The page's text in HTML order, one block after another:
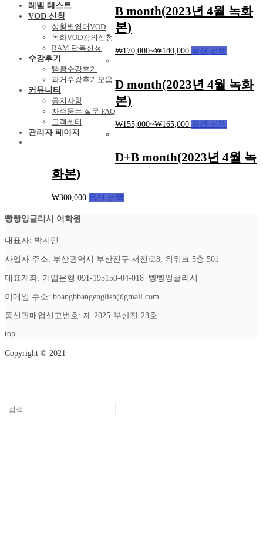
레벨 테스트
VOD 신청
상황별영어VOD
녹화VOD강의신청
RAM 단독신청
수강후기
빵빵수강후기
과거수강후기모음
커뮤니티
공지사항
자주묻는 질문 FAQ
고객센터
관리자 페이지
B month(2023년 4월 녹화
본)
₩170,000~₩180,000 옵션 선택
D month(2023년 4월 녹화
본)
₩155,000~₩165,000 옵션 선택
D+B month(2023년 4월 녹
화본)
₩300,000 옵션 선택
빵빵잉글리시 어학원
대표자: 박지민
사업자 주소: 부산광역시 부산진구 서전로8, 위워크 5층 501
대표계좌: 기업은행 091-195150-04-018 빵빵잉글리시
이메일 주소: bbangbbangenglish@gmail.com
통신판매업신고번호: 제 2025-부산진-23호
top
Copyright © 2021